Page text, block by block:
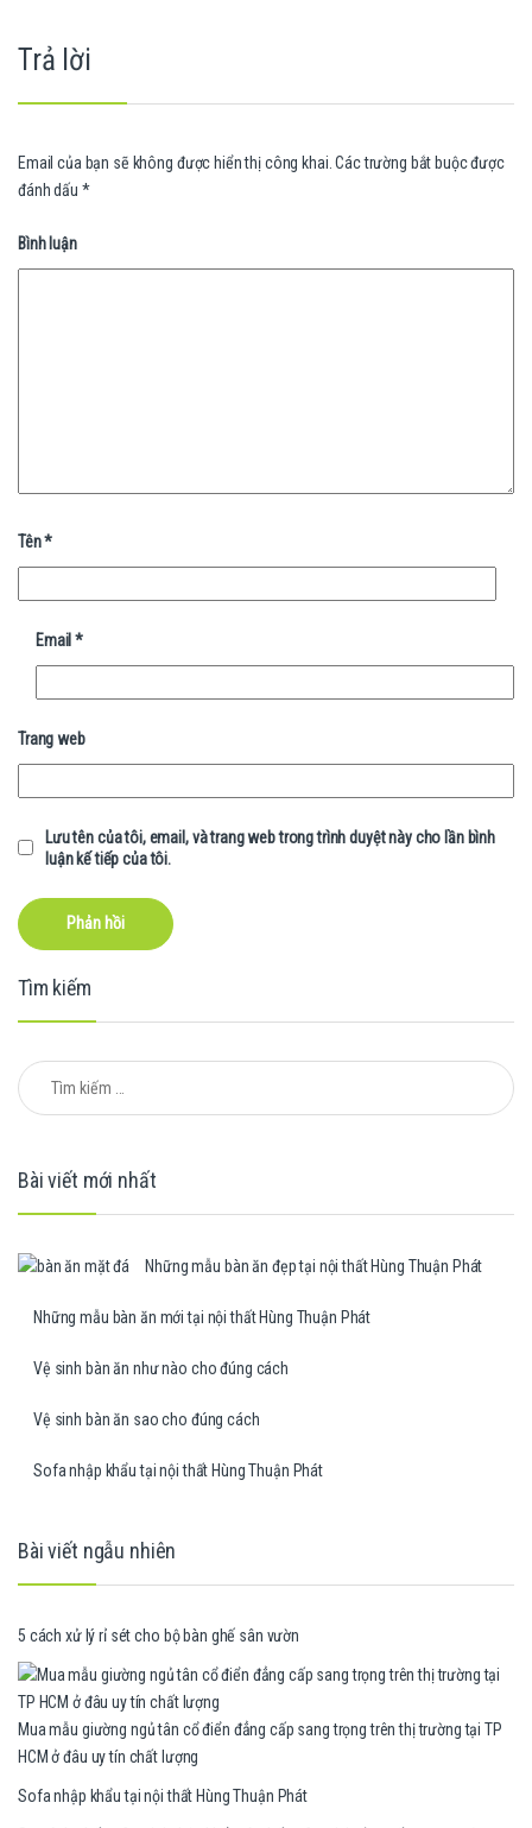
Trả lời
Email của bạn sẽ không được hiển thị công khai. Các trường bắt buộc được
đánh dấu *
Bình luận
Tên*
Email*
Trang web
Lưu tên của tôi, email, và trang web trong trình duyệt này cho lần bình
luận kế tiếp của tôi.
Tìm kiếm
Tìm kiếm cho:
Bài viết mới nhất
Những mẫu bàn ăn đẹp tại nội thất Hùng Thuận Phát
Những mẫu bàn ăn mới tại nội thất Hùng Thuận Phát
Vệ sinh bàn ăn như nào cho đúng cách
Vệ sinh bàn ăn sao cho đúng cách
Sofa nhập khẩu tại nội thất Hùng Thuận Phát
Bài viết ngẫu nhiên
5 cách xử lý rỉ sét cho bộ bàn ghế sân vườn
Mua mẫu giường ngủ tân cổ điển đẳng cấp sang trọng trên thị trường tại TP
HCM ở đâu uy tín chất lượng
Sofa nhập khẩu tại nội thất Hùng Thuận Phát